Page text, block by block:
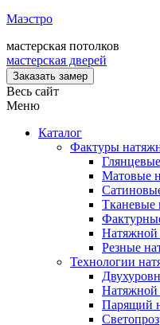
Маэстро
мастерская потолков
мастерская дверей
Заказать замер
Весь сайт
Меню
Каталог
Фактуры
Матовые
Тканевые
Натяжной
Резные
Технологии
Натяжной
Парящий